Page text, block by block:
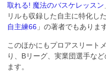
取れる! 魔法のバスケレッスン
リルも収録した自主に特化し
自主練66 」の著者でもありま
このほかにもプロアスリート
り、Bリーグ、実業団選手な
ます。